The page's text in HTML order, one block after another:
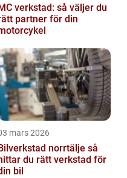
verkstad: så väljer du
partner för din
mars 2026
norrtälje så
du rätt verkstad för
bil